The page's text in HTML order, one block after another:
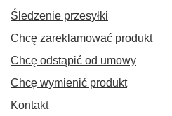
Śledzenie przesyłki
Chcę zareklamować produkt
Chcę odstąpić od umowy
Chcę wymienić produkt
Kontakt